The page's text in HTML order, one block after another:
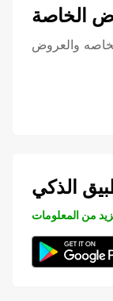
الخاصة
والعروض
الذكي
من المعلومات